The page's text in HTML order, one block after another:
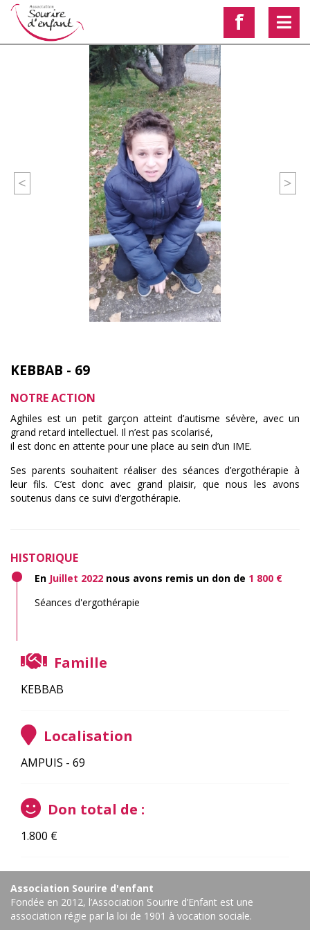
f
< >
KEBBAB - 69
NOTRE ACTION
Aghiles est un petit garçon atteint d’autisme sévère, avec un
grand retard intellectuel. Il n’est pas scolarisé,
il est donc en attente pour une place au sein d’un IME.
Ses parents souhaitent réaliser des séances d’ergothérapie à
leur fils. C’est donc avec grand plaisir, que nous les avons
soutenus dans ce suivi d’ergothérapie.
HISTORIQUE
En Juillet 2022 nous avons remis un don de 1 800 €
Séances d'ergothérapie
Famille
KEBBAB
Localisation
AMPUIS - 69
Don total de :
1.800 €
Association Sourire d'enfant
Fondée en 2012, l’Association Sourire d’Enfant est une
association régie par la loi de 1901 à vocation sociale.